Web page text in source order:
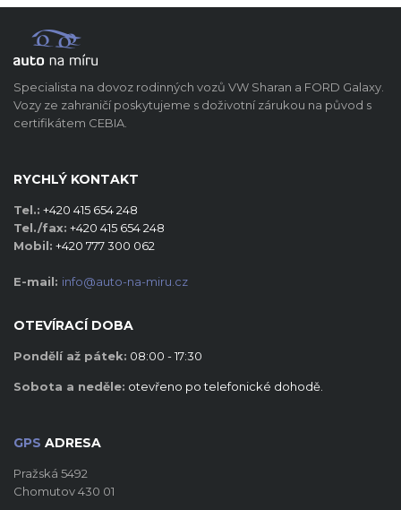
Specialista na dovoz rodinných vozů VW Sharan a FORD Galaxy.
Vozy ze zahraničí poskytujeme s doživotní zárukou na původ s
certifikátem CEBIA.
RYCHLÝ KONTAKT
Tel.: +420 415 654 248
Tel./fax: +420 415 654 248
Mobil: +420 777 300 062
E-mail: info@auto-na-miru.cz
OTEVÍRACÍ DOBA
Pondělí až pátek: 08:00 - 17:30
Sobota a neděle: otevřeno po telefonické dohodě.
GPS ADRESA
Pražská 5492
Chomutov 430 01